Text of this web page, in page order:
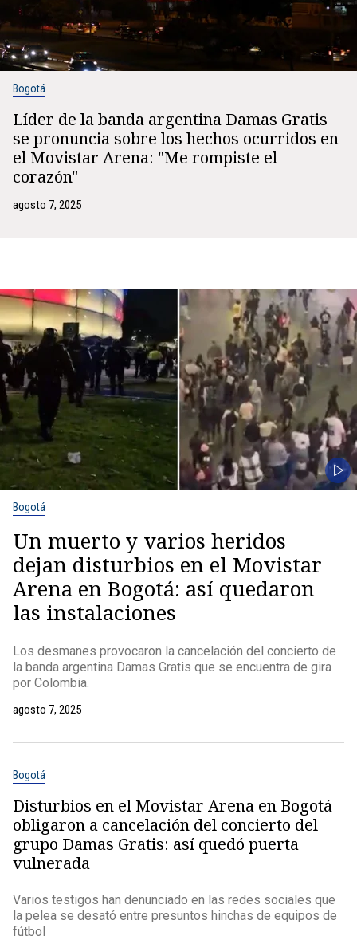
Bogotá
Líder de la banda argentina Damas Gratis
se pronuncia sobre los hechos ocurridos en
el Movistar Arena: "Me rompiste el
corazón"
agosto 7, 2025
Bogotá
Un muerto y varios heridos
dejan disturbios en el Movistar
Arena en Bogotá: así quedaron
las instalaciones
Los desmanes provocaron la cancelación del concierto de
la banda argentina Damas Gratis que se encuentra de gira
por Colombia.
agosto 7, 2025
Bogotá
Disturbios en el Movistar Arena en Bogotá
obligaron a cancelación del concierto del
grupo Damas Gratis: así quedó puerta
vulnerada
Varios testigos han denunciado en las redes sociales que
la pelea se desató entre presuntos hinchas de equipos de
fútbol